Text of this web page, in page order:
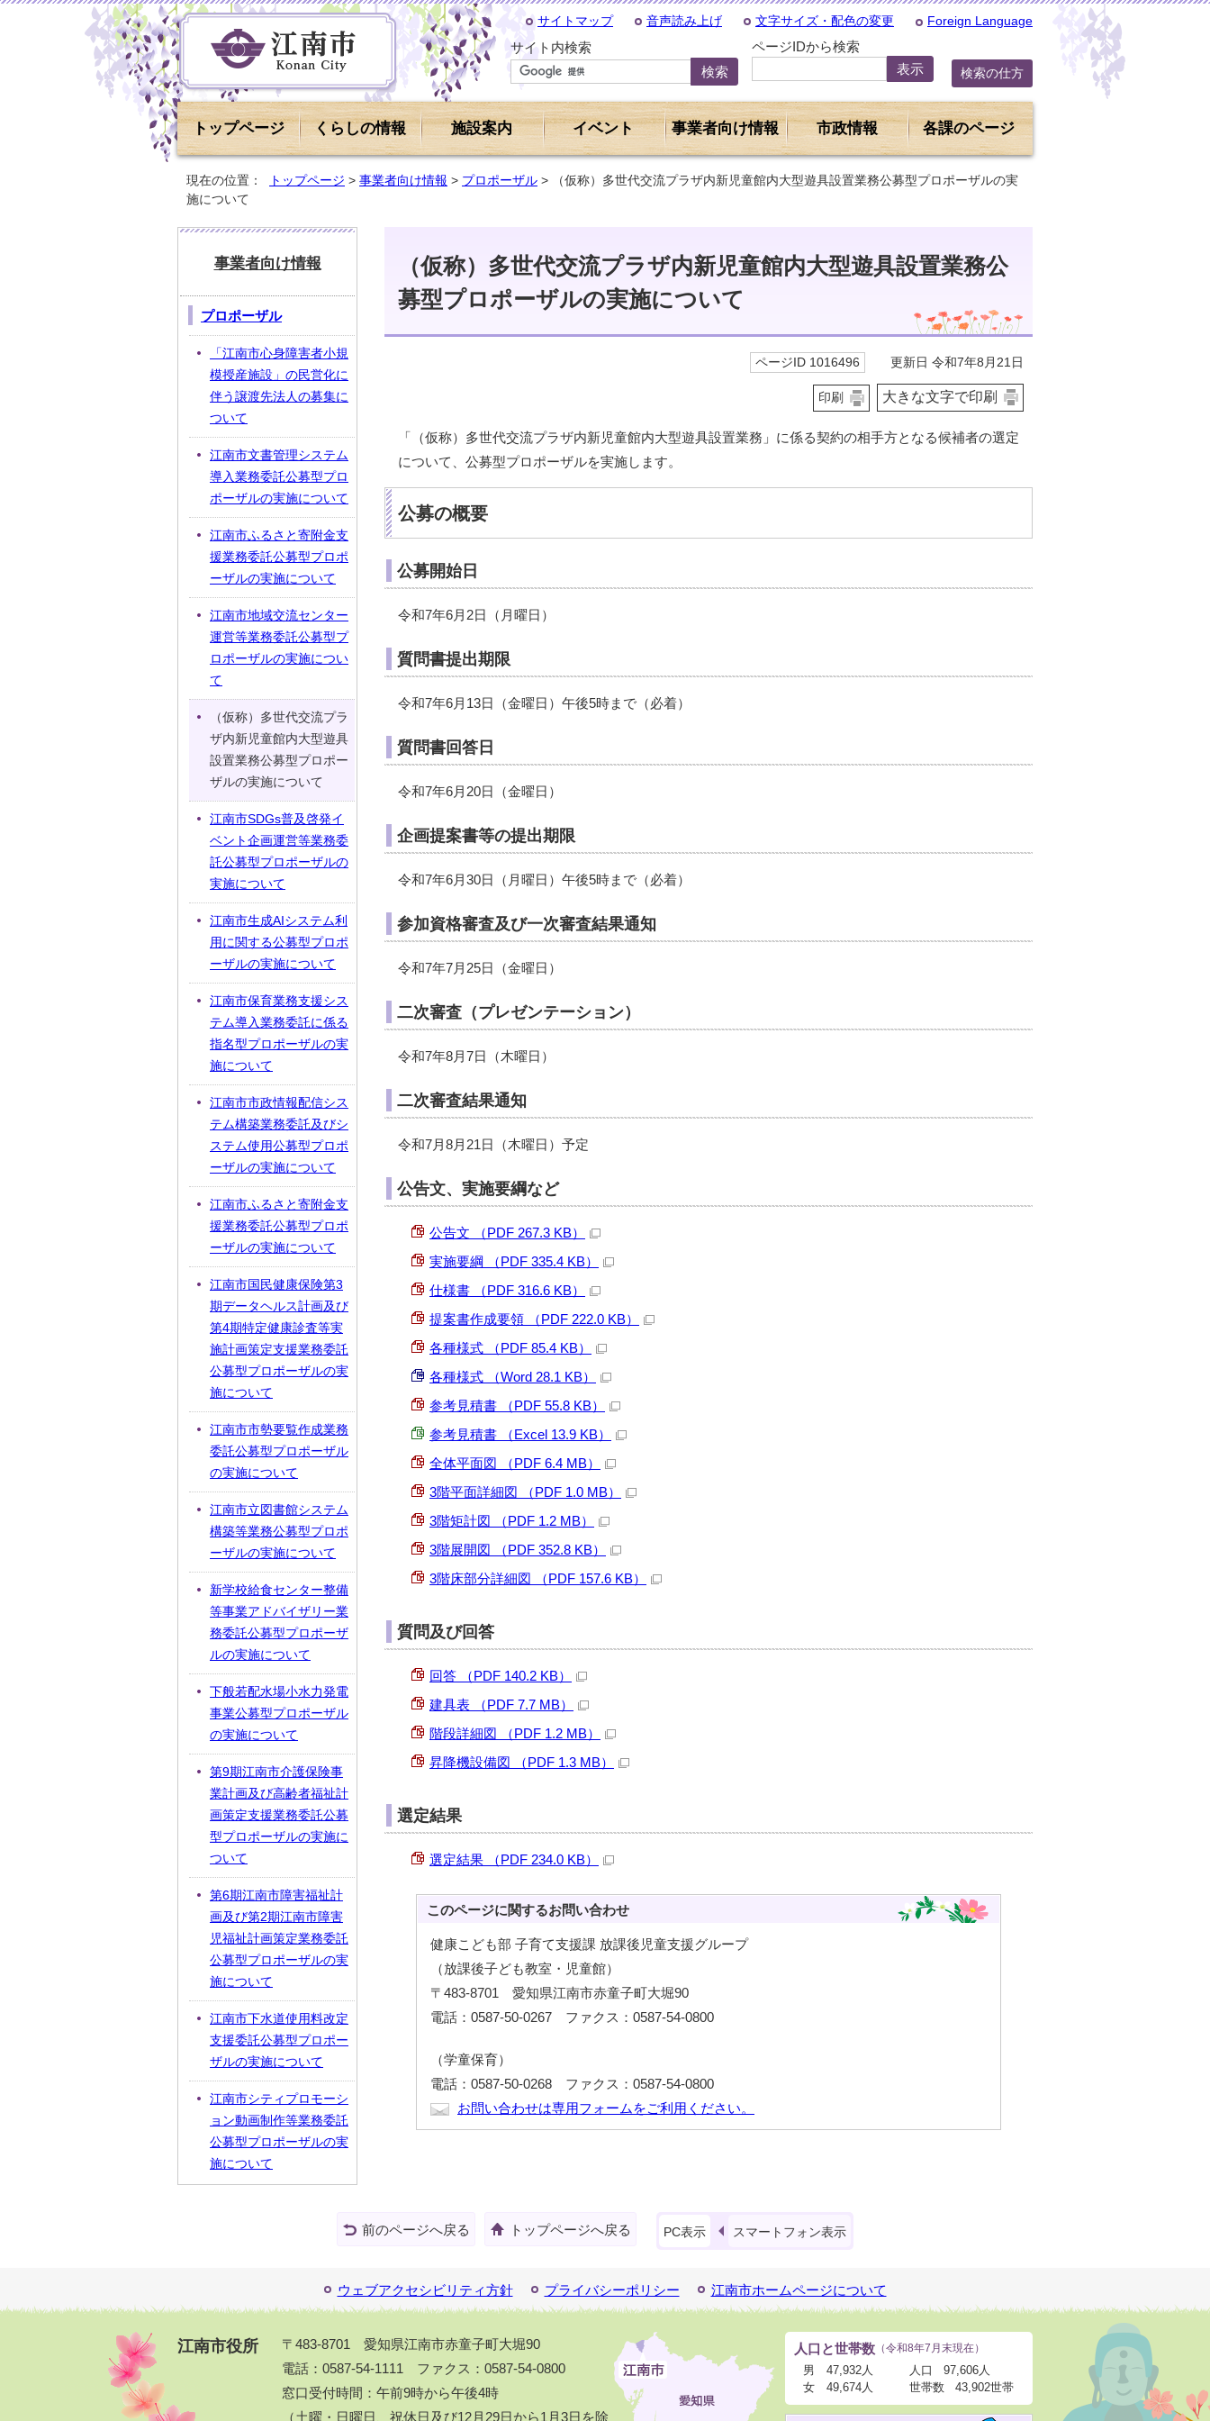
サイトマップ 音声読み上げ 文字サイズ・配色の変更 Foreign Language
サイト内検索 ページIDから検索
検索の仕方
トップページ くらしの情報 施設案内 イベント 事業者向け情報 市政情報 各課のページ
現在の位置： トップページ > 事業者向け情報 > プロポーザル > （仮称）多世代交流プラザ内新児童館内大型遊具設置業務公募型プロポーザルの実
施について
（仮称）多世代交流プラザ内新児童館内大型遊具設置業務公
募型プロポーザルの実施について
ページID 1016496 更新日 令和7年8月21日
印刷 大きな文字で印刷
「（仮称）多世代交流プラザ内新児童館内大型遊具設置業務」に係る契約の相手方となる候補者の選定
について、公募型プロポーザルを実施します。
公募の概要
公募開始日
令和7年6月2日（月曜日）
質問書提出期限
令和7年6月13日（金曜日）午後5時まで（必着）
質問書回答日
令和7年6月20日（金曜日）
企画提案書等の提出期限
令和7年6月30日（月曜日）午後5時まで（必着）
参加資格審査及び一次審査結果通知
令和7年7月25日（金曜日）
二次審査（プレゼンテーション）
令和7年8月7日（木曜日）
二次審査結果通知
令和7月8月21日（木曜日）予定
公告文、実施要綱など
公告文 （PDF 267.3 KB）
実施要綱 （PDF 335.4 KB）
仕様書 （PDF 316.6 KB）
提案書作成要領 （PDF 222.0 KB）
各種様式 （PDF 85.4 KB）
各種様式 （Word 28.1 KB）
参考見積書 （PDF 55.8 KB）
参考見積書 （Excel 13.9 KB）
全体平面図 （PDF 6.4 MB）
3階平面詳細図 （PDF 1.0 MB）
3階矩計図 （PDF 1.2 MB）
3階展開図 （PDF 352.8 KB）
3階床部分詳細図 （PDF 157.6 KB）
質問及び回答
回答 （PDF 140.2 KB）
建具表 （PDF 7.7 MB）
階段詳細図 （PDF 1.2 MB）
昇降機設備図 （PDF 1.3 MB）
選定結果
選定結果 （PDF 234.0 KB）
このページに関するお問い合わせ
健康こども部 子育て支援課 放課後児童支援グループ
（放課後子ども教室・児童館）
〒483-8701 愛知県江南市赤童子町大堀90
電話：0587-50-0267 ファクス：0587-54-0800
（学童保育）
電話：0587-50-0268 ファクス：0587-54-0800
お問い合わせは専用フォームをご利用ください。
事業者向け情報
プロポーザル
「江南市心身障害者小規
模授産施設」の民営化に
伴う譲渡先法人の募集に
ついて
江南市文書管理システム
導入業務委託公募型プロ
ポーザルの実施について
江南市ふるさと寄附金支
援業務委託公募型プロポ
ーザルの実施について
江南市地域交流センター
運営等業務委託公募型プ
ロポーザルの実施につい
て
（仮称）多世代交流プラ
ザ内新児童館内大型遊具
設置業務公募型プロポー
ザルの実施について
江南市SDGs普及啓発イ
ベント企画運営等業務委
託公募型プロポーザルの
実施について
江南市生成AIシステム利
用に関する公募型プロポ
ーザルの実施について
江南市保育業務支援シス
テム導入業務委託に係る
指名型プロポーザルの実
施について
江南市市政情報配信シス
テム構築業務委託及びシ
ステム使用公募型プロポ
ーザルの実施について
江南市ふるさと寄附金支
援業務委託公募型プロポ
ーザルの実施について
江南市国民健康保険第3
期データヘルス計画及び
第4期特定健康診査等実
施計画策定支援業務委託
公募型プロポーザルの実
施について
江南市市勢要覧作成業務
委託公募型プロポーザル
の実施について
江南市立図書館システム
構築等業務公募型プロポ
ーザルの実施について
新学校給食センター整備
等事業アドバイザリー業
務委託公募型プロポーザ
ルの実施について
下般若配水場小水力発電
事業公募型プロポーザル
の実施について
第9期江南市介護保険事
業計画及び高齢者福祉計
画策定支援業務委託公募
型プロポーザルの実施に
ついて
第6期江南市障害福祉計
画及び第2期江南市障害
児福祉計画策定業務委託
公募型プロポーザルの実
施について
江南市下水道使用料改定
支援委託公募型プロポー
ザルの実施について
江南市シティプロモーシ
ョン動画制作等業務委託
公募型プロポーザルの実
施について
前のページへ戻る トップページへ戻る PC表示 スマートフォン表示
ウェブアクセシビリティ方針 プライバシーポリシー 江南市ホームページについて
江南市役所
〒483-8701 愛知県江南市赤童子町大堀90
電話：0587-54-1111 ファクス：0587-54-0800
窓口受付時間：午前9時から午後4時
（土曜・日曜日、祝休日及び12月29日から1月3日を除
人口と世帯数 （令和8年7月末現在）
男
47,932人
女
49,674人
人口
97,606人
世帯数
43,902世帯